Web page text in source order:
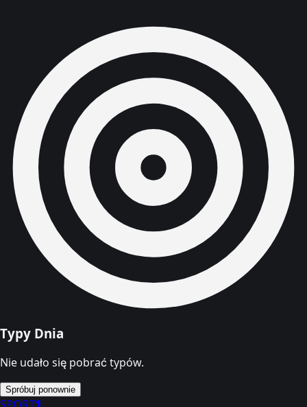
Typy Dnia
Nie udało się pobrać typów.
Spróbuj ponownie